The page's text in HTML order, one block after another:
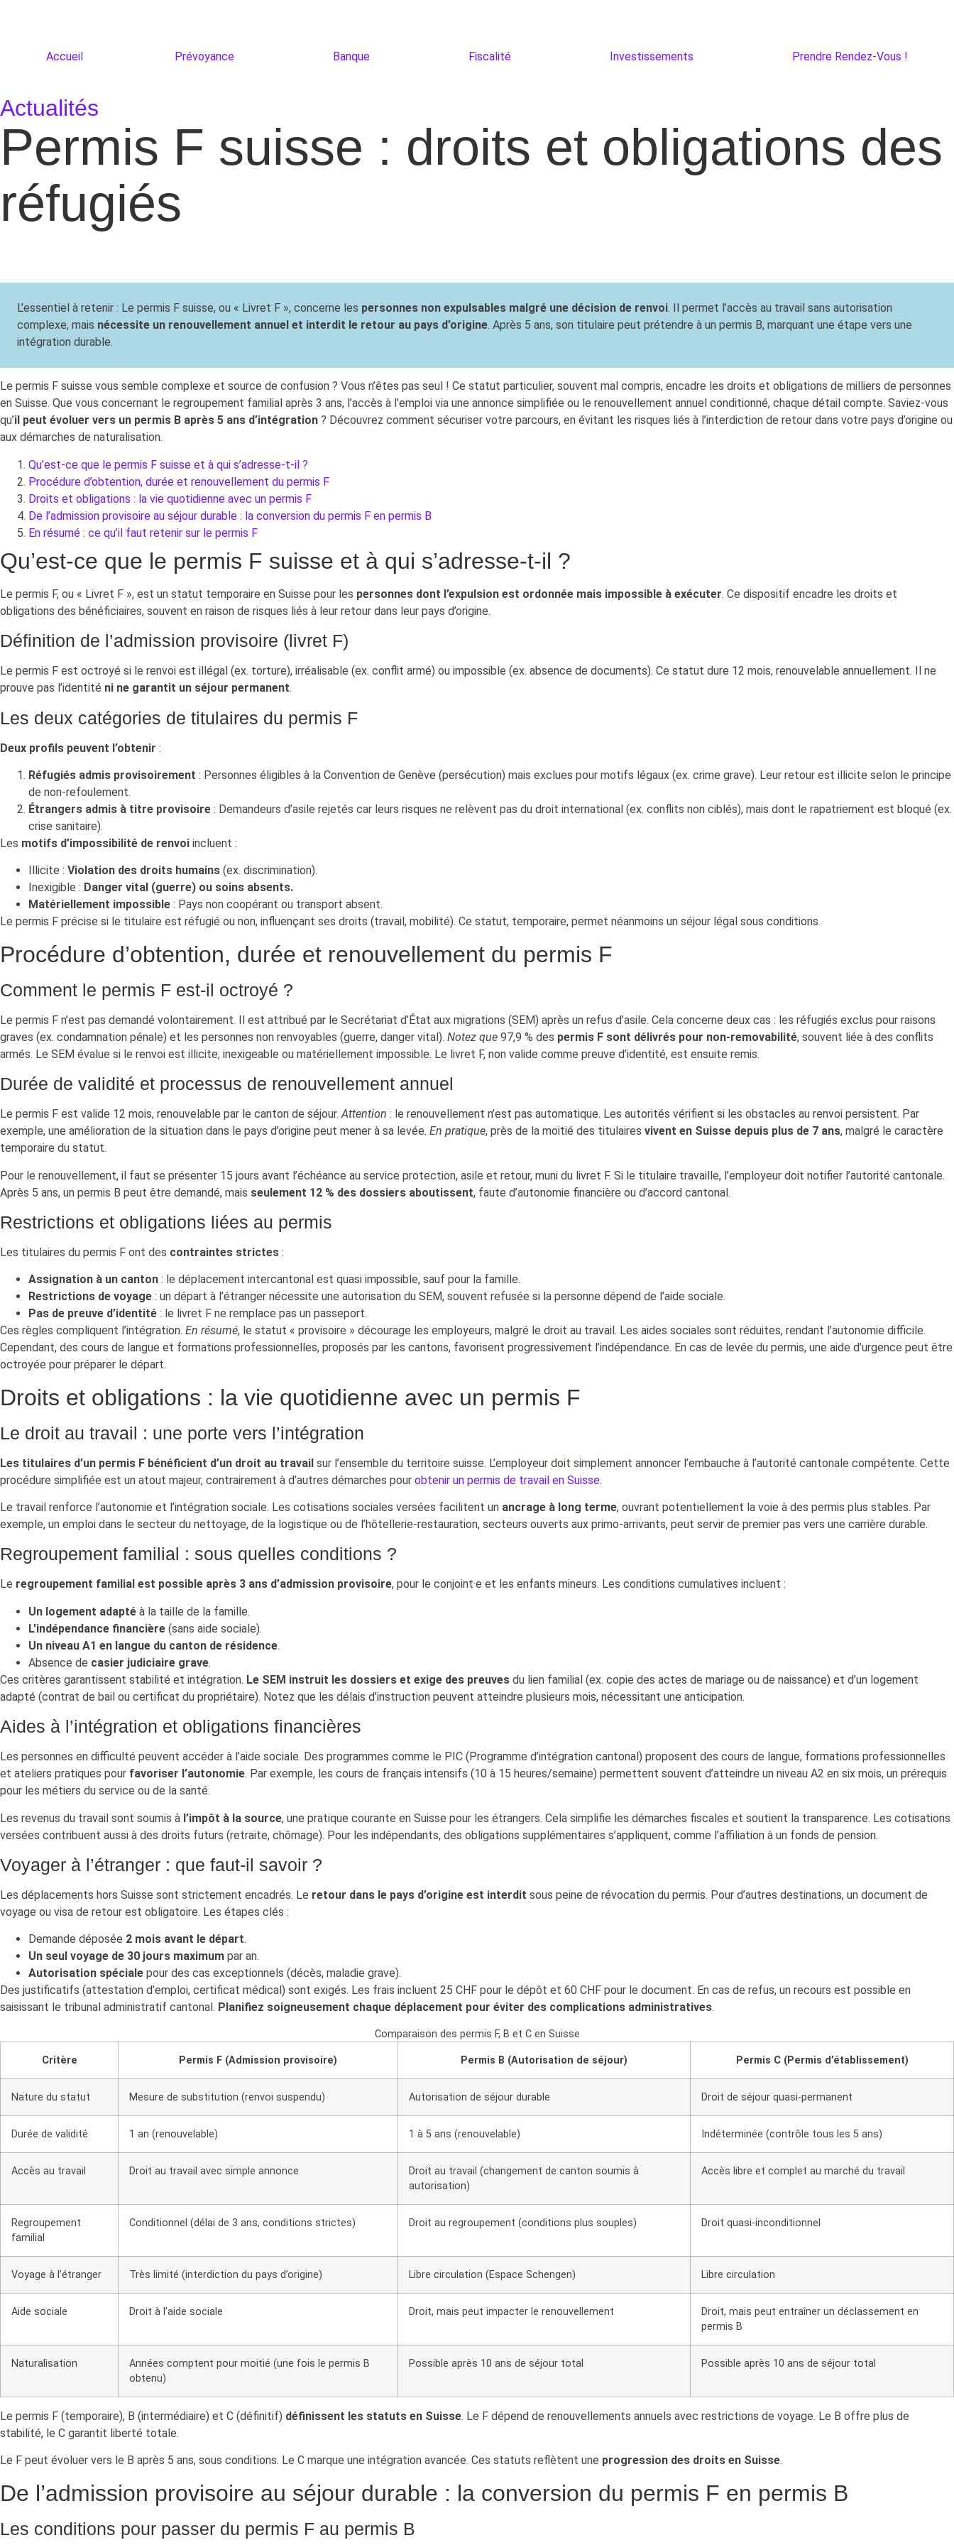
Accueil Prévoyance Banque Fiscalité Investissements Prendre Rendez-Vous !
Actualités
Permis F suisse : droits et obligations des
réfugiés
L’essentiel à retenir : Le permis F suisse, ou « Livret F », concerne les personnes non expulsables malgré une décision de renvoi. Il permet l’accès au travail sans autorisation
complexe, mais nécessite un renouvellement annuel et interdit le retour au pays d’origine. Après 5 ans, son titulaire peut prétendre à un permis B, marquant une étape vers une
intégration durable.
Le permis F suisse vous semble complexe et source de confusion ? Vous n’êtes pas seul ! Ce statut particulier, souvent mal compris, encadre les droits et obligations de milliers de personnes
en Suisse. Que vous concernant le regroupement familial après 3 ans, l’accès à l’emploi via une annonce simplifiée ou le renouvellement annuel conditionné, chaque détail compte. Saviez-vous
qu’il peut évoluer vers un permis B après 5 ans d’intégration ? Découvrez comment sécuriser votre parcours, en évitant les risques liés à l’interdiction de retour dans votre pays d’origine ou
aux démarches de naturalisation.
Qu’est-ce que le permis F suisse et à qui s’adresse-t-il ?
Procédure d’obtention, durée et renouvellement du permis F
Droits et obligations : la vie quotidienne avec un permis F
De l’admission provisoire au séjour durable : la conversion du permis F en permis B
En résumé : ce qu’il faut retenir sur le permis F
Qu’est-ce que le permis F suisse et à qui s’adresse-t-il ?
Le permis F, ou « Livret F », est un statut temporaire en Suisse pour les personnes dont l’expulsion est ordonnée mais impossible à exécuter. Ce dispositif encadre les droits et
obligations des bénéficiaires, souvent en raison de risques liés à leur retour dans leur pays d’origine.
Définition de l’admission provisoire (livret F)
Le permis F est octroyé si le renvoi est illégal (ex. torture), irréalisable (ex. conflit armé) ou impossible (ex. absence de documents). Ce statut dure 12 mois, renouvelable annuellement. Il ne
prouve pas l’identité ni ne garantit un séjour permanent.
Les deux catégories de titulaires du permis F
Deux profils peuvent l’obtenir :
Réfugiés admis provisoirement : Personnes éligibles à la Convention de Genève (persécution) mais exclues pour motifs légaux (ex. crime grave). Leur retour est illicite selon le principe
de non-refoulement.
Étrangers admis à titre provisoire : Demandeurs d’asile rejetés car leurs risques ne relèvent pas du droit international (ex. conflits non ciblés), mais dont le rapatriement est bloqué (ex.
crise sanitaire).
Les motifs d’impossibilité de renvoi incluent :
Illicite : Violation des droits humains (ex. discrimination).
Inexigible : Danger vital (guerre) ou soins absents.
Matériellement impossible : Pays non coopérant ou transport absent.
Le permis F précise si le titulaire est réfugié ou non, influençant ses droits (travail, mobilité). Ce statut, temporaire, permet néanmoins un séjour légal sous conditions.
Procédure d’obtention, durée et renouvellement du permis F
Comment le permis F est-il octroyé ?
Le permis F n’est pas demandé volontairement. Il est attribué par le Secrétariat d’État aux migrations (SEM) après un refus d’asile. Cela concerne deux cas : les réfugiés exclus pour raisons
graves (ex. condamnation pénale) et les personnes non renvoyables (guerre, danger vital). Notez que 97,9 % des permis F sont délivrés pour non-removabilité, souvent liée à des conflits
armés. Le SEM évalue si le renvoi est illicite, inexigeable ou matériellement impossible. Le livret F, non valide comme preuve d’identité, est ensuite remis.
Durée de validité et processus de renouvellement annuel
Le permis F est valide 12 mois, renouvelable par le canton de séjour.Attention : le renouvellement n’est pas automatique. Les autorités vérifient si les obstacles au renvoi persistent. Par
exemple, une amélioration de la situation dans le pays d’origine peut mener à sa levée. En pratique, près de la moitié des titulaires vivent en Suisse depuis plus de 7 ans, malgré le caractère
temporaire du statut.
Pour le renouvellement, il faut se présenter 15 jours avant l’échéance au service protection, asile et retour, muni du livret F. Si le titulaire travaille, l’employeur doit notifier l’autorité cantonale.
Après 5 ans, un permis B peut être demandé, mais seulement 12 % des dossiers aboutissent, faute d’autonomie financière ou d’accord cantonal.
Restrictions et obligations liées au permis
Les titulaires du permis F ont des contraintes strictes :
Assignation à un canton : le déplacement intercantonal est quasi impossible, sauf pour la famille.
Restrictions de voyage : un départ à l’étranger nécessite une autorisation du SEM, souvent refusée si la personne dépend de l’aide sociale.
Pas de preuve d’identité : le livret F ne remplace pas un passeport.
Ces règles compliquent l’intégration. En résumé, le statut « provisoire » décourage les employeurs, malgré le droit au travail. Les aides sociales sont réduites, rendant l’autonomie difficile.
Cependant, des cours de langue et formations professionnelles, proposés par les cantons, favorisent progressivement l’indépendance. En cas de levée du permis, une aide d’urgence peut être
octroyée pour préparer le départ.
Droits et obligations : la vie quotidienne avec un permis F
Le droit au travail : une porte vers l’intégration
Les titulaires d’un permis F bénéficient d’un droit au travail sur l’ensemble du territoire suisse. L’employeur doit simplement annoncer l’embauche à l’autorité cantonale compétente. Cette
procédure simplifiée est un atout majeur, contrairement à d’autres démarches pour obtenir un permis de travail en Suisse.
Le travail renforce l’autonomie et l’intégration sociale. Les cotisations sociales versées facilitent un ancrage à long terme, ouvrant potentiellement la voie à des permis plus stables. Par
exemple, un emploi dans le secteur du nettoyage, de la logistique ou de l’hôtellerie-restauration, secteurs ouverts aux primo-arrivants, peut servir de premier pas vers une carrière durable.
Regroupement familial : sous quelles conditions ?
Le regroupement familial est possible après 3 ans d’admission provisoire, pour le conjoint·e et les enfants mineurs. Les conditions cumulatives incluent :
Un logement adapté à la taille de la famille.
L’indépendance financière (sans aide sociale).
Un niveau A1 en langue du canton de résidence.
Absence de casier judiciaire grave.
Ces critères garantissent stabilité et intégration. Le SEM instruit les dossiers et exige des preuves du lien familial (ex. copie des actes de mariage ou de naissance) et d’un logement
adapté (contrat de bail ou certificat du propriétaire). Notez que les délais d’instruction peuvent atteindre plusieurs mois, nécessitant une anticipation.
Aides à l’intégration et obligations financières
Les personnes en difficulté peuvent accéder à l’aide sociale. Des programmes comme le PIC (Programme d’intégration cantonal) proposent des cours de langue, formations professionnelles
et ateliers pratiques pour favoriser l’autonomie. Par exemple, les cours de français intensifs (10 à 15 heures/semaine) permettent souvent d’atteindre un niveau A2 en six mois, un prérequis
pour les métiers du service ou de la santé.
Les revenus du travail sont soumis à l’impôt à la source, une pratique courante en Suisse pour les étrangers. Cela simplifie les démarches fiscales et soutient la transparence. Les cotisations
versées contribuent aussi à des droits futurs (retraite, chômage). Pour les indépendants, des obligations supplémentaires s’appliquent, comme l’affiliation à un fonds de pension.
Voyager à l’étranger : que faut-il savoir ?
Les déplacements hors Suisse sont strictement encadrés. Le retour dans le pays d’origine est interdit sous peine de révocation du permis. Pour d’autres destinations, un document de
voyage ou visa de retour est obligatoire. Les étapes clés :
Demande déposée 2 mois avant le départ.
Un seul voyage de 30 jours maximum par an.
Autorisation spéciale pour des cas exceptionnels (décès, maladie grave).
Des justificatifs (attestation d’emploi, certificat médical) sont exigés. Les frais incluent 25 CHF pour le dépôt et 60 CHF pour le document. En cas de refus, un recours est possible en
saisissant le tribunal administratif cantonal. Planifiez soigneusement chaque déplacement pour éviter des complications administratives.
Comparaison des permis F, B et C en Suisse
Critère Permis F (Admission provisoire) Permis B (Autorisation de séjour) Permis C (Permis d’établissement)
Nature du statut Mesure de substitution (renvoi suspendu) Autorisation de séjour durable Droit de séjour quasi-permanent
Durée de validité 1 an (renouvelable) 1 à 5 ans (renouvelable) Indéterminée (contrôle tous les 5 ans)
Accès au travail Droit au travail avec simple annonce
Droit au travail (changement de canton soumis à
autorisation)
Accès libre et complet au marché du travail
Regroupement
familial
Conditionnel (délai de 3 ans, conditions strictes) Droit au regroupement (conditions plus souples) Droit quasi-inconditionnel
Voyage à l’étranger Très limité (interdiction du pays d’origine) Libre circulation (Espace Schengen) Libre circulation
Aide sociale Droit à l’aide sociale Droit, mais peut impacter le renouvellement
Droit, mais peut entraîner un déclassement en
permis B
Naturalisation
Années comptent pour moitié (une fois le permis B
obtenu)
Possible après 10 ans de séjour total Possible après 10 ans de séjour total
Le permis F (temporaire), B (intermédiaire) et C (définitif) définissent les statuts en Suisse. Le F dépend de renouvellements annuels avec restrictions de voyage. Le B offre plus de
stabilité, le C garantit liberté totale.
Le F peut évoluer vers le B après 5 ans, sous conditions. Le C marque une intégration avancée. Ces statuts reflètent une progression des droits en Suisse.
De l’admission provisoire au séjour durable : la conversion du permis F en permis B
Les conditions pour passer du permis F au permis B